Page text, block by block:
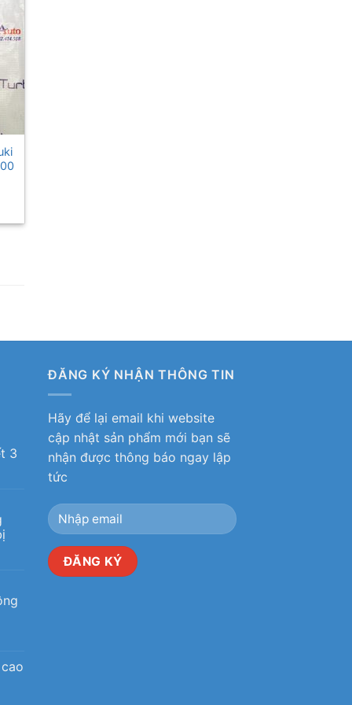
3
ĐĂNG KÝ NHẬN THÔNG TIN
Hãy để lại email khi website
cập nhật sản phẩm mới bạn sẽ
nhận được thông báo ngay lập
tức